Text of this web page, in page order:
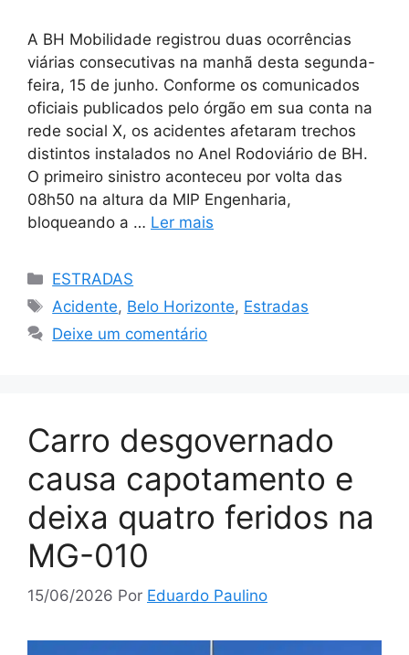
A BH Mobilidade registrou duas ocorrências
viárias consecutivas na manhã desta segunda-
feira, 15 de junho. Conforme os comunicados
oficiais publicados pelo órgão em sua conta na
rede social X, os acidentes afetaram trechos
distintos instalados no Anel Rodoviário de BH.
O primeiro sinistro aconteceu por volta das
08h50 na altura da MIP Engenharia,
bloqueando a … Ler mais
Categorias
ESTRADAS
Tags
Acidente, Belo Horizonte, Estradas
Deixe um comentário
Carro desgovernado
causa capotamento e
deixa quatro feridos na
MG-010
15/06/2026 Por Eduardo Paulino